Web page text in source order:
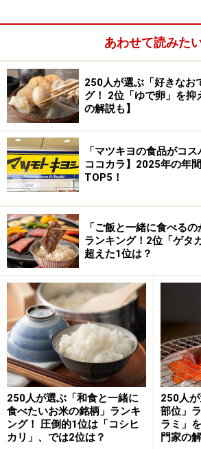
（20代・男性）」「トマトの旨味を
味が濃いというコメント多数。さら
「酸味と甘みのバランスが自分好み
女性）」「酸っぱさと甘さがほどよ
「トマトの風味や酸味がほどよい
答）」「トマト感が強くて好き（20
が強めで生のトマトを食べている
（20代・女性）」
あわせて読みた
250人が選ぶ「好きなお
グ！ 2位「ゆで卵」を抑
の解説も】
「マツキヨの食品がコ
ココカラ】2025年の年
TOP5！
「ご飯と一緒に食べる
ランキング！2位「ゲタ
超えた1位は？
250人が選ぶ「和食と一緒に
食べたいお米の銘柄」ランキ
ング！ 圧倒的1位は「コシヒ
カリ」、では2位は？
250人
部位」
ラミ」
門家の